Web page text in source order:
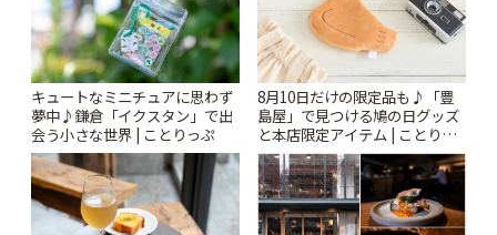
キュートなミニチュアに思わず
夢中♪鎌倉「イクスタン」で出
会う小さな世界 | ことりっぷ
8月10日だけの限定品も♪「豊
島屋」で見つける鳩の日グッズ
と本店限定アイテム | ことりっ
ぷ